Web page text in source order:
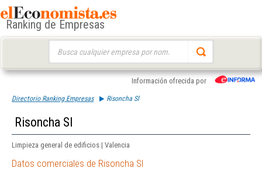
Ranking de Empresas
Información ofrecida por
Directorio Ranking Empresas Risoncha Sl
Risoncha Sl
Limpieza general de edificios | Valencia
Datos comerciales de Risoncha Sl